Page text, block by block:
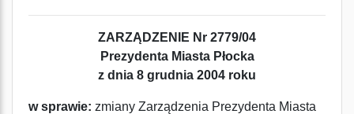
ZARZĄDZENIE Nr 2779/04
Prezydenta Miasta Płocka
z dnia 8 grudnia 2004 roku
w sprawie: zmiany Zarządzenia Prezydenta Miasta